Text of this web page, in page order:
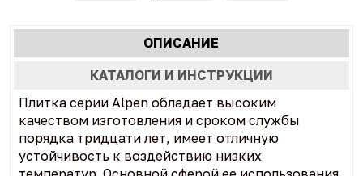
Характеристики
табы
ОПИСАНИЕ
ВКЛАДКА)
КАТАЛОГИ И ИНСТРУКЦИИ
Плитка серии Alpen обладает высоким
качеством изготовления и сроком службы
порядка тридцати лет, имеет отличную
устойчивость к воздействию низких